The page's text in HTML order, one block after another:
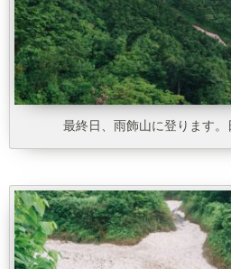
最終日、雨飾山に登ります。